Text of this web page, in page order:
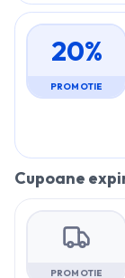
20%
PROMOTIE
Cupoane
PROMOTIE